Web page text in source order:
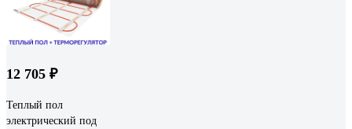
12 705 ₽
Теплый пол
электрический под